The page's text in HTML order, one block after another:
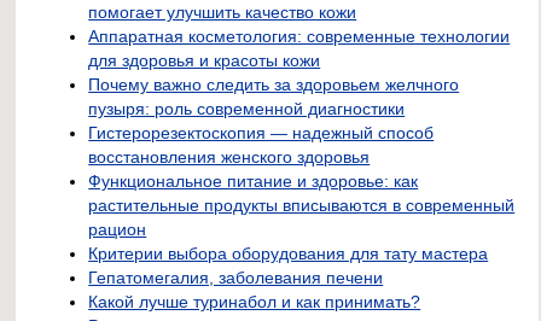
помогает улучшить качество кожи
Аппаратная косметология: современные технологии
для здоровья и красоты кожи
Почему важно следить за здоровьем желчного
пузыря: роль современной диагностики
Гистерорезектоскопия — надежный способ
восстановления женского здоровья
Функциональное питание и здоровье: как
растительные продукты вписываются в современный
рацион
Критерии выбора оборудования для тату мастера
Гепатомегалия, заболевания печени
Какой лучше туринабол и как принимать?